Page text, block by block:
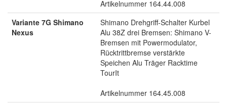
Artikelnummer 164.44.008
Variante 7G Shimano
Nexus
Shimano Drehgriff-Schalter Kurbel
Alu 38Z drei Bremsen: Shimano V-
Bremsen mit Powermodulator,
Rücktrittbremse verstärkte
Speichen Alu Träger Racktime
TourIt
Artikelnummer 164.45.008